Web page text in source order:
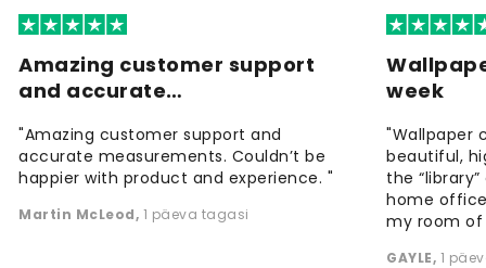
Amazing customer support
and accurate…
"Amazing customer support and
accurate measurements. Couldn’t be
happier with product and experience. "
Martin McLeod, 1 päeva tagasi
week
"Wallpaper
beautiful,
the
home
my room of
GAYLE, 1